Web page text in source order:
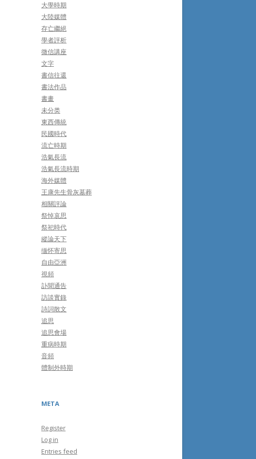
大學時期
大陸媒體
存亡繼絕
學者評析
微信講座
文字
書信往還
書法作品
書畫
未分类
東西傳統
民國時代
流亡時期
浩氣長流
浩氣長流時期
海外媒體
王康先生骨灰墓葬
相關評論
祭悼哀思
祭祀時代
縱論天下
缅怀寄思
自由亞洲
視頻
訃聞通告
訪談實錄
詩詞散文
追思
追思會場
重病時期
音頻
體制外時期
META
Register
Log in
Entries feed